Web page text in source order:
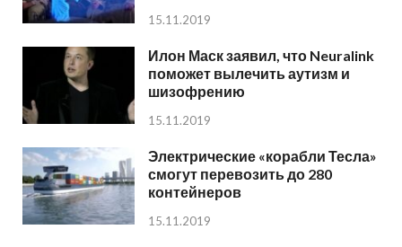
15.11.2019
Илон Маск заявил, что Neuralink
поможет вылечить аутизм и
шизофрению
15.11.2019
Электрические «корабли Тесла»
смогут перевозить до 280
контейнеров
15.11.2019